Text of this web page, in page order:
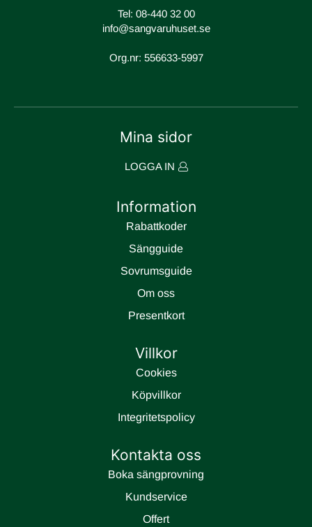
Tel: 08-440 32 00
info@sangvaruhuset.se
Org.nr: 556633-5997
Mina sidor
LOGGA IN
Information
Rabattkoder
Sängguide
Sovrumsguide
Om oss
Presentkort
Villkor
Cookies
Köpvillkor
Integritetspolicy
Kontakta oss
Boka sängprovning
Kundservice
Offert